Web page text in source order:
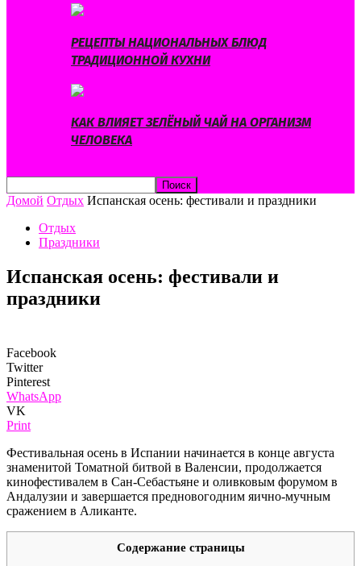
РЕЦЕПТЫ НАЦИОНАЛЬНЫХ БЛЮД
ТРАДИЦИОННОЙ КУХНИ
КАК ВЛИЯЕТ ЗЕЛЁНЫЙ ЧАЙ НА ОРГАНИЗМ
ЧЕЛОВЕКА
Домой Отдых Испанская осень: фестивали и праздники
Отдых
Праздники
Испанская осень: фестивали и
праздники
Facebook
Twitter
Pinterest
WhatsApp
VK
Print
Фестивальная осень в Испании начинается в конце августа
знаменитой Томатной битвой в Валенсии, продолжается
кинофестивалем в Сан-Себастьяне и оливковым форумом в
Андалузии и завершается предновогодним яично-мучным
сражением в Аликанте.
Содержание страницы